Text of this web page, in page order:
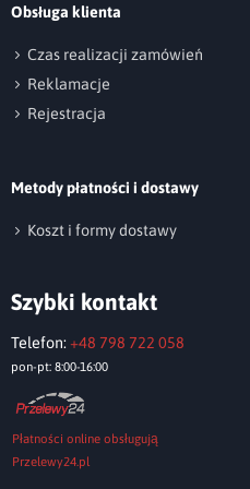
Wyślij opinię
Obsługa klienta
Czas realizacji zamówień
Reklamacje
Rejestracja
Metody płatności i dostawy
Koszt i formy dostawy
Szybki kontakt
Telefon: +48 798 722 058
pon-pt: 8:00-16:00
Płatności online obsługują
Przelewy24.pl